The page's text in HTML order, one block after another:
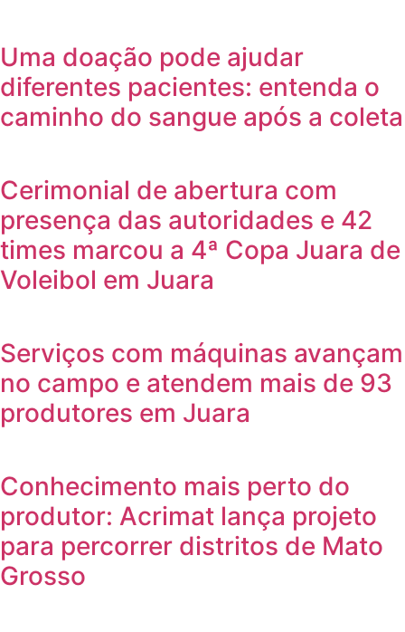
Uma doação pode ajudar
diferentes pacientes: entenda o
caminho do sangue após a coleta
Cerimonial de abertura com
presença das autoridades e 42
times marcou a 4ª Copa Juara de
Voleibol em Juara
Serviços com máquinas avançam
no campo e atendem mais de 93
produtores em Juara
Conhecimento mais perto do
produtor: Acrimat lança projeto
para percorrer distritos de Mato
Grosso